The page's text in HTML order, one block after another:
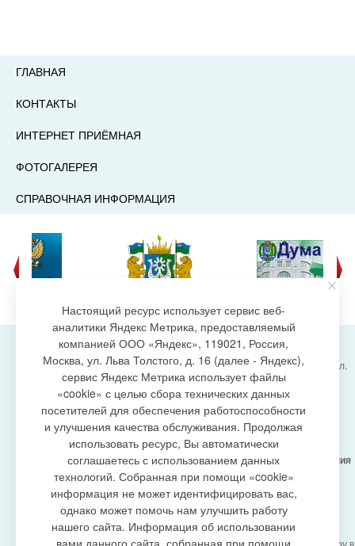
ГЛАВНАЯ
КОНТАКТЫ
ИНТЕРНЕТ ПРИЁМНАЯ
ФОТОГАЛЕРЕЯ
СПРАВОЧНАЯ ИНФОРМАЦИЯ
создание сайта
Администрация городского поселения Излучинск, ул.
Энергетиков, 6, пгт. Излучинск, Нижневартовский
район,
Ханты-Мансийский автономный округ-Югра
(Тюменская область), 628634
Сетевое изданиеhttps://www.gp-izluchinsk.ru
16+
Учредитель -Администрация городского поселения
Излучинск
Главный редактор - Бурич Денис Ярославович
Телефон/факс: (3466) 28-13-77 , e-mail:
admizl@rambler.ru
Сетевое изданиеhttps://www.gp-izluchinsk.ru
Настоящий ресурс использует сервис веб-
аналитики Яндекс Метрика, предоставляемый
компанией ООО «Яндекс», 119021, Россия,
Москва, ул. Льва Толстого, д. 16 (далее - Яндекс),
сервис Яндекс Метрика использует файлы
«cookie» с целью сбора технических данных
посетителей для обеспечения работоспособности
и улучшения качества обслуживания. Продолжая
использовать ресурс, Вы автоматически
соглашаетесь с использованием данных
технологий. Собранная при помощи «cookie»
информация не может идентифицировать вас,
однако может помочь нам улучшить работу
нашего сайта. Информация об использовании
вами данного сайта, собранная при помощи